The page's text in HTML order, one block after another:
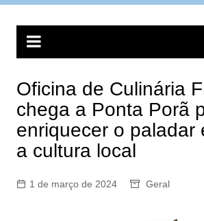
Oficina de Culinária
chega a Ponta Porã
enriquecer o paladar
a cultura local
1 de março de 2024 Geral